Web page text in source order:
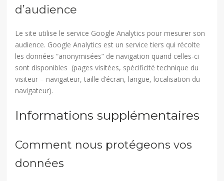
d’audience
Le site utilise le service Google Analytics pour mesurer son
audience. Google Analytics est un service tiers qui récolte
les données “anonymisées” de navigation quand celles-ci
sont disponibles (pages visitées, spécificité technique du
visiteur – navigateur, taille d’écran, langue, localisation du
navigateur).
Informations supplémentaires
Comment nous protégeons vos
données